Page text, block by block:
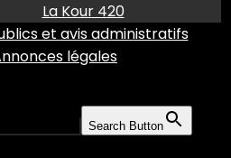
La Kour 420
et avis administratifs
légales
Search Button